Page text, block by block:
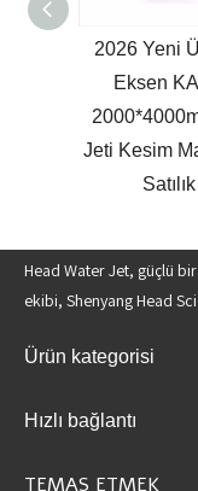
Kafa 5
Monoblock
Kesme
Head Water Jet, güçlü
ekibi, Shenyang Head
Ürün kategorisi
Hızlı bağlantı
TEMAS ETMEK